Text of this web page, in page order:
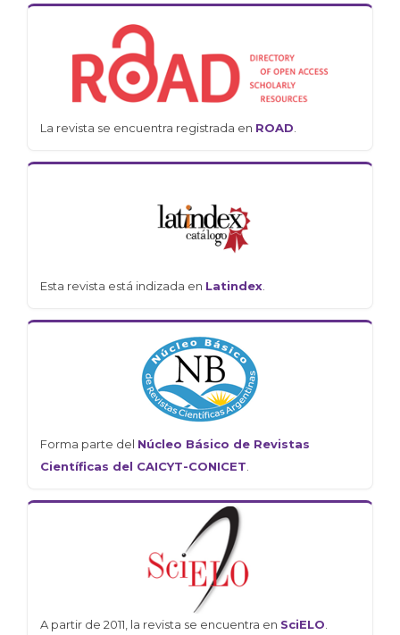
La revista se encuentra registrada en ROAD
Esta revista está indizada en Latindex
Forma parte del Núcleo Básico de Revistas
Científicas del CAICYT-CONICET
A partir de 2011, la revista se encuentra en SciELO